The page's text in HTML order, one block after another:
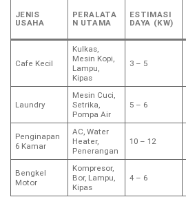
JENIS
USAHA
PERALATA
N UTAMA
ESTIMASI
DAYA (KW)
Cafe Kecil
Kulkas,
Mesin Kopi,
Lampu,
Kipas
3 – 5
Laundry
Mesin Cuci,
Setrika,
Pompa Air
5 – 6
Penginapan
6 Kamar
AC, Water
Heater,
Penerangan
10 – 12
Bengkel
Motor
Kompresor,
Bor, Lampu,
Kipas
4 – 6